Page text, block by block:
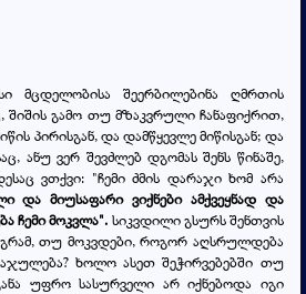
მცდელობისა შეერბილებინა ღმრთის
შიშის გამო თუ მზაკვრული ჩანაფიქრით,
პირისგან, და დამწყევლე მიწისგან; და
ანუ ვერ შევძლებ დგომას შენს წინაშე,
ვთქვი: "ჩემი ძმის დარაჯი ხომ არა
და მიუსაფარი ვიქნები ამქვეყნად და
ჩემი მოკვლა". სიკვდილი გსურს შენთვის
თუ მოკვდები, როგორ აღსრულდება
ხოლო ასეთ შეჭირვებებში თუ
უფრო სასურველი არ იქნებოდა იგი